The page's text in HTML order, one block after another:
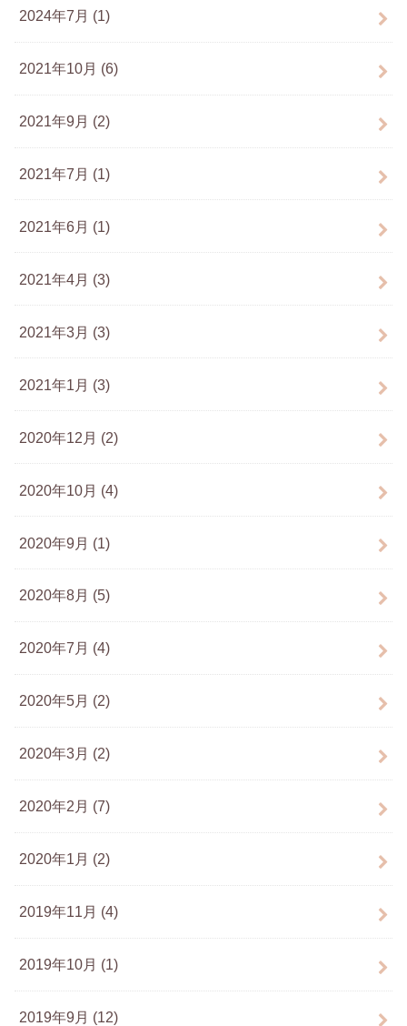
2024年7月 (1)
2021年10月 (6)
2021年9月 (2)
2021年7月 (1)
2021年6月 (1)
2021年4月 (3)
2021年3月 (3)
2021年1月 (3)
2020年12月 (2)
2020年10月 (4)
2020年9月 (1)
2020年8月 (5)
2020年7月 (4)
2020年5月 (2)
2020年3月 (2)
2020年2月 (7)
2020年1月 (2)
2019年11月 (4)
2019年10月 (1)
2019年9月 (12)